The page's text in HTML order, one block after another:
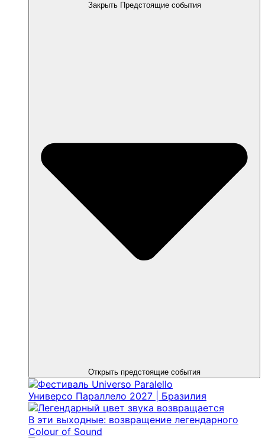
Закрыть Предстоящие события
Открыть предстоящие события
Универсо Параллело 2027 | Бразилия
В эти выходные: возвращение легендарного
Colour of Sound